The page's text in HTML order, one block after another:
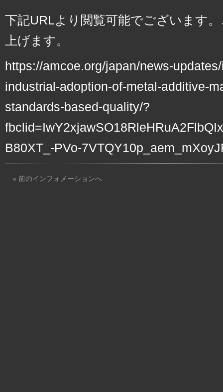
下記URLより閲覧可能でございます
上げます。
https://amcoe.org/japan/news-
industrial-adoption-of-metal-additive-
standards-based-quality/?
B80XT_-PVo-
« 前のインフォメーションへ